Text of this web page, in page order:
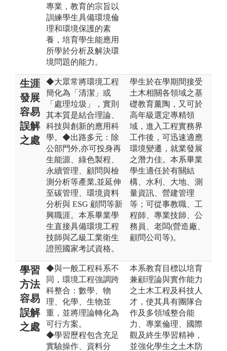
專業，教育的宗旨以
訓練學生具備環境倫
理和環境保護的素
養，培育學生能應用
所學於分析及解決環
境問題的能力。
生涯
發展
容易
誤解
之處
◆大眾常將環境工程
簡化為「清潔」或
「處理垃圾」，實則
其本質是結合理論、
科技與創新的應用科
學。◆出路多元：除
公部門外,亦可投身再
生能源、綠色製程、
永續管理、顧問與檢
測分析等產業,並延伸
至碳管理、環境資料
分析與 ESG 顧問等新
興職涯。本系畢業學
生直接具備環境工程
技師與乙級工業衛生
證照國家考試資格。
學生於在學期間接受
土木相關各領域之基
礎教育薰陶，又可於
高年級選定專精領
域，進入工程實務界
工作後，可迅速適應
環境變遷，就業發展
之潛力佳。本系畢業
學生適任於有關結
構、水利、大地、測
量資訊、營建管理
等；可從事教職、工
程師、專業技師、公
務員、老闆(營造廠、
顧問公司等)。
學習
方法
容易
誤解
之處
◆與一般工程科系不
同，環境工程強調跨
科整合：數學、物
理、化學、生物並
重，並將理論轉化為
可行方案。
◆學習歷程包含充足
實驗操作、資料分
本系教育目標以培育
兼顧理論與實作能力
之土木工程及科技人
才，使其具有團隊合
作及多領域整合能
力、專業倫理、國際
觀及終生學習精神，
並強化學生之土木防